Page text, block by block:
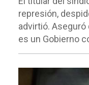
represión,
advirtió.
es un Gobierno